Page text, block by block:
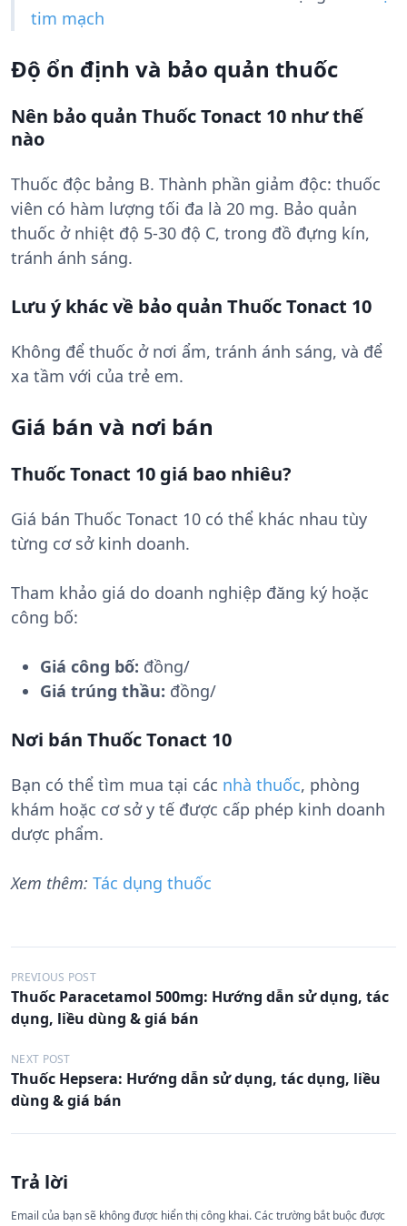
tim mạch
Độ ổn định và bảo quản thuốc
Nên bảo quản Thuốc Tonact 10 như thế
nào
Thuốc độc bảng B. Thành phần giảm độc: thuốc
viên có hàm lượng tối đa là 20 mg. Bảo quản
thuốc ở nhiệt độ 5-30 độ C, trong đồ đựng kín,
tránh ánh sáng.
Lưu ý khác về bảo quản Thuốc Tonact 10
Không để thuốc ở nơi ẩm, tránh ánh sáng, và để
xa tầm với của trẻ em.
Giá bán và nơi bán
Thuốc Tonact 10 giá bao nhiêu?
Giá bán Thuốc Tonact 10 có thể khác nhau tùy
từng cơ sở kinh doanh.
Tham khảo giá do doanh nghiệp đăng ký hoặc
công bố:
Giá công bố: đồng/
Giá trúng thầu: đồng/
Nơi bán Thuốc Tonact 10
Bạn có thể tìm mua tại các nhà thuốc, phòng
khám hoặc cơ sở y tế được cấp phép kinh doanh
dược phẩm.
Xem thêm: Tác dụng thuốc
Đ
i
u
h
n
PREVIOUS POST
Thuốc Paracetamol 500mg: Hướng dẫn sử dụng, tác
dụng, liều dùng & giá bán
NEXT POST
Thuốc Hepsera: Hướng dẫn sử dụng, tác dụng, liều
dùng & giá bán
Trả lời
Email của bạn sẽ không được hiển thị công khai.Các trường bắt buộc được